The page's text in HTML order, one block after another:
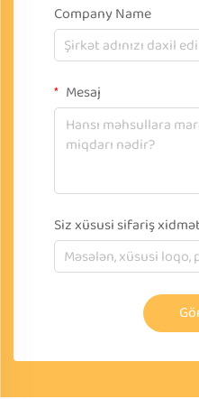
Company Name
Mesaj
Siz xüsusi sifariş